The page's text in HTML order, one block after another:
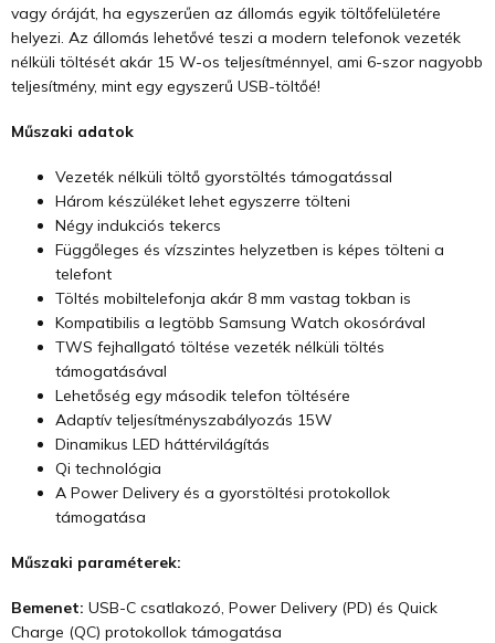
vagy óráját, ha egyszerűen az állomás egyik töltőfelületére
helyezi. Az állomás lehetővé teszi a modern telefonok vezeték
nélküli töltését akár 15 W-os teljesítménnyel, ami 6-szor nagyobb
teljesítmény, mint egy egyszerű USB-töltőé!
Műszaki adatok
Vezeték nélküli töltő gyorstöltés támogatással
Három készüléket lehet egyszerre tölteni
Négy indukciós tekercs
Függőleges és vízszintes helyzetben is képes tölteni a
telefont
Töltés mobiltelefonja akár 8 mm vastag tokban is
Kompatibilis a legtöbb Samsung Watch okosórával
TWS fejhallgató töltése vezeték nélküli töltés
támogatásával
Lehetőség egy második telefon töltésére
Adaptív teljesítményszabályozás 15W
Dinamikus LED háttérvilágítás
Qi technológia
A Power Delivery és a gyorstöltési protokollok
támogatása
Műszaki paraméterek:
Bemenet: USB-C csatlakozó, Power Delivery (PD) és Quick
Charge (QC) protokollok támogatása